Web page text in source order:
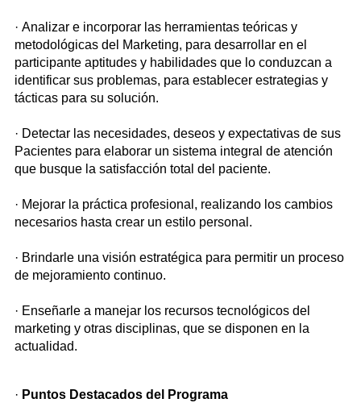
· Analizar e incorporar las herramientas teóricas y
metodológicas del Marketing, para desarrollar en el
participante aptitudes y habilidades que lo conduzcan a
identificar sus problemas, para establecer estrategias y
tácticas para su solución.
· Detectar las necesidades, deseos y expectativas de sus
Pacientes para elaborar un sistema integral de atención
que busque la satisfacción total del paciente.
· Mejorar la práctica profesional, realizando los cambios
necesarios hasta crear un estilo personal.
· Brindarle una visión estratégica para permitir un proceso
de mejoramiento continuo.
· Enseñarle a manejar los recursos tecnológicos del
marketing y otras disciplinas, que se disponen en la
actualidad.
· Puntos Destacados del Programa